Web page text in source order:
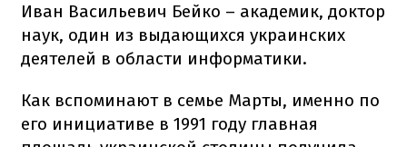
Иван Васильевич Бейко – академик, доктор
наук, один из выдающихся украинских
деятелей в области информатики.
Как вспоминают в семье Марты, именно по
его инициативе в 1991 году главная